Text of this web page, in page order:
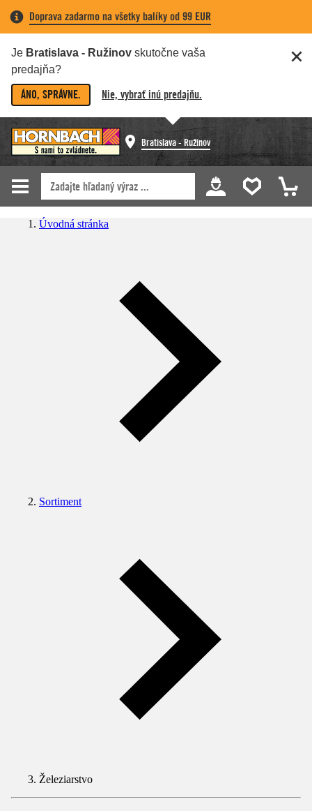
Doprava zadarmo na všetky balíky od 99 EUR
Je Bratislava - Ružinov skutočne vaša
predajňa?
ÁNO, SPRÁVNE. Nie, vybrať inú predajňu.
Bratislava - Ružinov
Úvodná stránka
Sortiment
Železiarstvo